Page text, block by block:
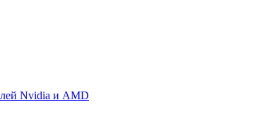
Nvidia и AMD